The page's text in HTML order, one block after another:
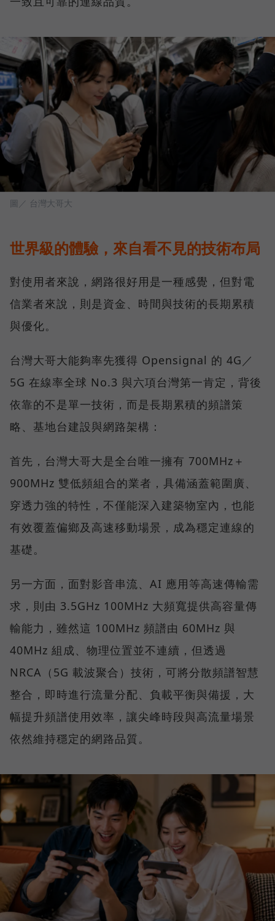
圖／ 台灣大哥大
世界級的體驗，來自看不見的技術布局
對使用者來說，網路很好用是一種感覺，但對電
信業者來說，則是資金、時間與技術的長期累積
與優化。
台灣大哥大能夠率先獲得 Opensignal 的 4G／
5G 在線率全球 No.3 與六項台灣第一肯定，背後
依靠的不是單一技術，而是長期累積的頻譜策
略、基地台建設與網路架構：
首先，台灣大哥大是全台唯一擁有 700MHz＋
900MHz 雙低頻組合的業者，具備涵蓋範圍廣、
穿透力強的特性，不僅能深入建築物室內，也能
有效覆蓋偏鄉及高速移動場景，成為穩定連線的
基礎。
另一方面，面對影音串流、AI 應用等高速傳輸需
求，則由 3.5GHz 100MHz 大頻寬提供高容量傳
輸能力，雖然這 100MHz 頻譜由 60MHz 與
40MHz 組成、物理位置並不連續，但透過
NRCA（5G 載波聚合）技術，可將分散頻譜智慧
整合，即時進行流量分配、負載平衡與備援，大
幅提升頻譜使用效率，讓尖峰時段與高流量場景
依然維持穩定的網路品質。